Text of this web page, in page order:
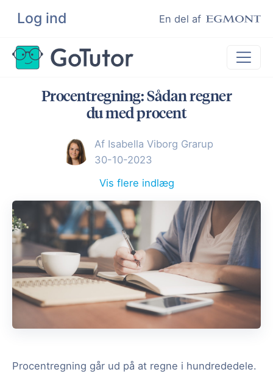
Log ind En del af
Søg
Lektiehjælp
Hjælp til ordblinde
Kundeudtalelser
Procentregning: Sådan regner
du med procent
Af Isabella Viborg Grarup
30-10-2023
Vis flere indlæg
Procentregning går ud på at regne i hundrededele.